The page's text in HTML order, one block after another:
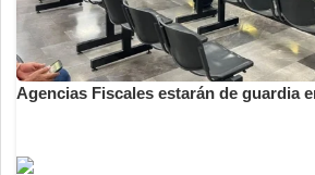
Agencias Fiscales estarán de guardia